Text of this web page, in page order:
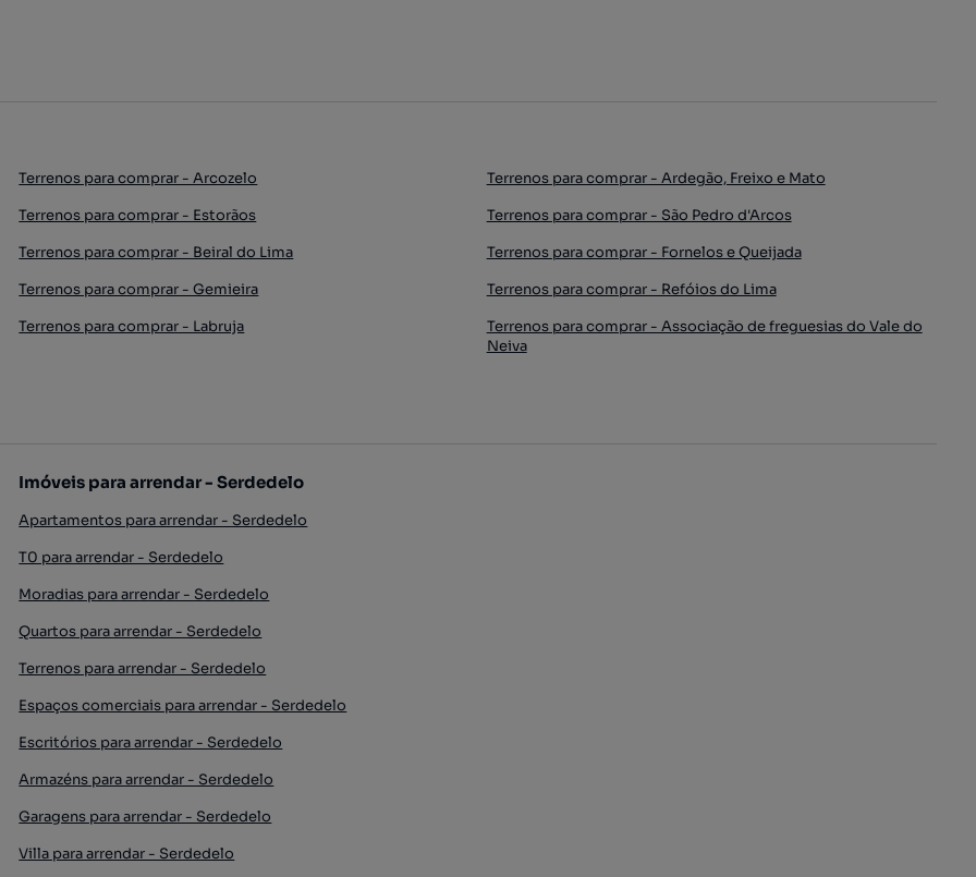
Terrenos para comprar - Arcozelo
Terrenos para comprar - Ardegão, Freixo e Mato
Terrenos para comprar - Estorãos
Terrenos para comprar - São Pedro d'Arcos
Terrenos para comprar - Beiral do Lima
Terrenos para comprar - Fornelos e Queijada
Terrenos para comprar - Gemieira
Terrenos para comprar - Refóios do Lima
Terrenos para comprar - Labruja
Terrenos para comprar - Associação de freguesias do Vale do
Neiva
Imóveis para arrendar - Serdedelo
Apartamentos para arrendar - Serdedelo
T0 para arrendar - Serdedelo
Moradias para arrendar - Serdedelo
Quartos para arrendar - Serdedelo
Terrenos para arrendar - Serdedelo
Espaços comerciais para arrendar - Serdedelo
Escritórios para arrendar - Serdedelo
Armazéns para arrendar - Serdedelo
Garagens para arrendar - Serdedelo
Villa para arrendar - Serdedelo